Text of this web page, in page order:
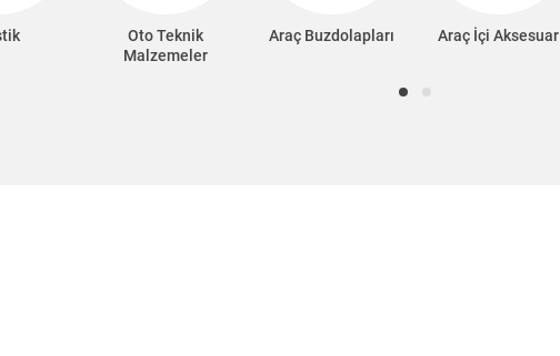
Oto Teknik
Malzemeler
Araç Buzdolapları Araç İçi Aksesuar